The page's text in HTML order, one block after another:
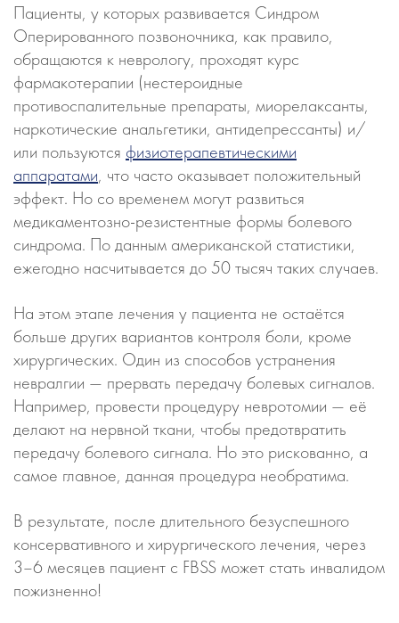
Пациенты, у которых развивается Синдром
Оперированного позвоночника, как правило,
обращаются к неврологу, проходят курс
фармакотерапии (нестероидные
противоспалительные препараты, миорелаксанты,
наркотические анальгетики, антидепрессанты) и/
или пользуются физиотерапевтическими
аппаратами, что часто оказывает положительный
эффект. Но со временем могут развиться
медикаментозно-резистентные формы болевого
синдрома. По данным американской статистики,
ежегодно насчитывается до 50 тысяч таких случаев.
На этом этапе лечения у пациента не остаётся
больше других вариантов контроля боли, кроме
хирургических. Один из способов устранения
невралгии — прервать передачу болевых сигналов.
Например, провести процедуру невротомии — её
делают на нервной ткани, чтобы предотвратить
передачу болевого сигнала. Но это рискованно, а
самое главное, данная процедура необратима.
В результате, после длительного безуспешного
консервативного и хирургического лечения, через
3–6 месяцев пациент с FBSS может стать инвалидом
пожизненно!